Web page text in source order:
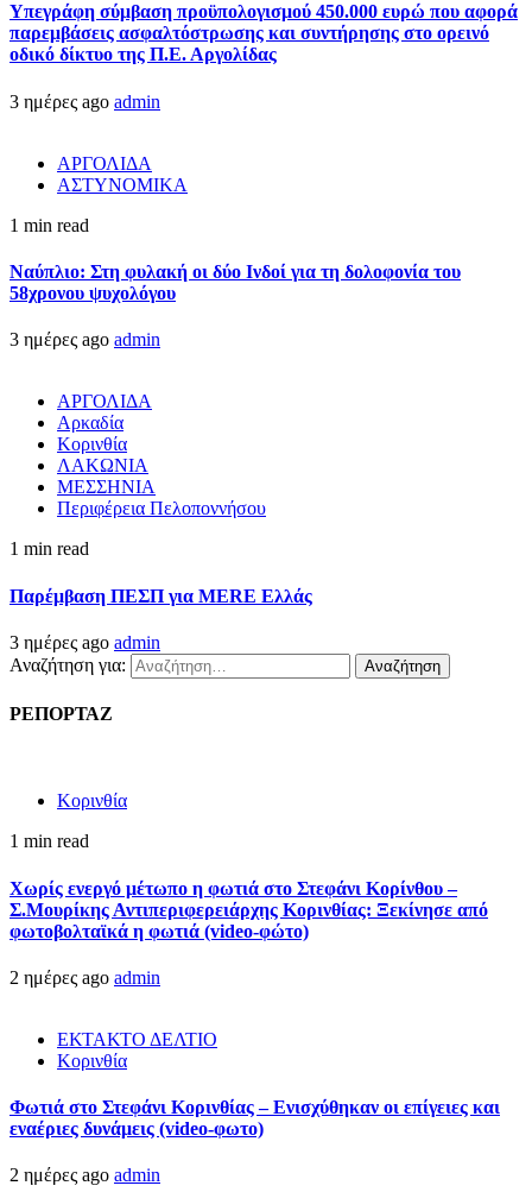
Υπεγράφη σύμβαση προϋπολογισμού 450.000 ευρώ που αφορά
παρεμβάσεις ασφαλτόστρωσης και συντήρησης στο ορεινό
οδικό δίκτυο της Π.Ε. Αργολίδας
3 ημέρες ago admin
ΑΡΓΟΛΙΔΑ
ΑΣΤΥΝΟΜΙΚΑ
1 min read
Ναύπλιο: Στη φυλακή οι δύο Ινδοί για τη δολοφονία του
58χρονου ψυχολόγου
3 ημέρες ago admin
ΑΡΓΟΛΙΔΑ
Αρκαδία
Κορινθία
ΛΑΚΩΝΙΑ
ΜΕΣΣΗΝΙΑ
Περιφέρεια Πελοποννήσου
1 min read
Παρέμβαση ΠΕΣΠ για MERE Ελλάς
3 ημέρες ago admin
Αναζήτηση για:
ΡΕΠΟΡΤΑΖ
Κορινθία
1 min read
Χωρίς ενεργό μέτωπο η φωτιά στο Στεφάνι Κορίνθου –
Σ.Μουρίκης Αντιπεριφερειάρχης Κορινθίας: Ξεκίνησε από
φωτοβολταϊκά η φωτιά (video-φώτο)
2 ημέρες ago admin
ΕΚΤΑΚΤΟ ΔΕΛΤΙΟ
Κορινθία
Φωτιά στο Στεφάνι Κορινθίας – Ενισχύθηκαν οι επίγειες και
εναέριες δυνάμεις (video-φωτο)
2 ημέρες ago admin